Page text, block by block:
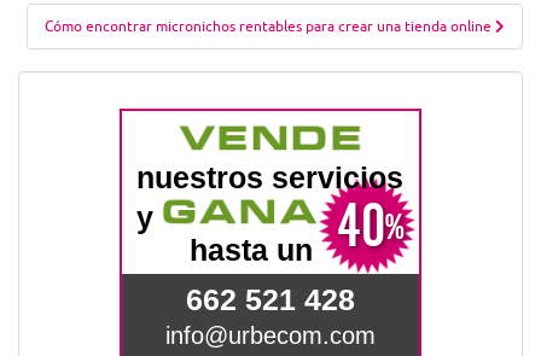
entradas
Cómo encontrar micronichos rentables para crear una tienda online